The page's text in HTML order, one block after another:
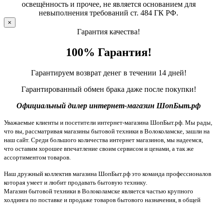
освещённость и прочее, не является основанием для
невыполнения требований ст. 484 ГК РФ.
×
Гарантия качества!
100% Гарантия!
Гарантируем возврат денег в течении 14 дней!
Гарантированный обмен брака даже после покупки!
Официальный дилер интернет-магазин ШопБыт.рф
Уважаемые клиенты и посетители интернет-магазина ШопБыт.рф. Мы рады,
что вы, рассматривая магазины бытовой техники в Волоколамске, зашли на
наш сайт. Среди большого количества интернет магазинов, мы надеемся,
что оставим хорошее впечатление своим сервисом и ценами, а так же
ассортиментом товаров.
Наш дружный коллектив магазина ШопБыт.рф это команда профессионалов
которая умеет и любит продавать бытовую технику.
Магазин бытовой техники в Волоколамске является частью крупного
холдинга по поставке и продаже товаров бытового назначения, в общей